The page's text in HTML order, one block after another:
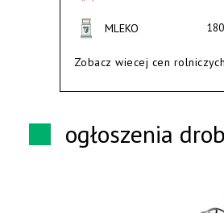
MLEKO
Zobacz wiecej cen rolniczych
ogłoszenia